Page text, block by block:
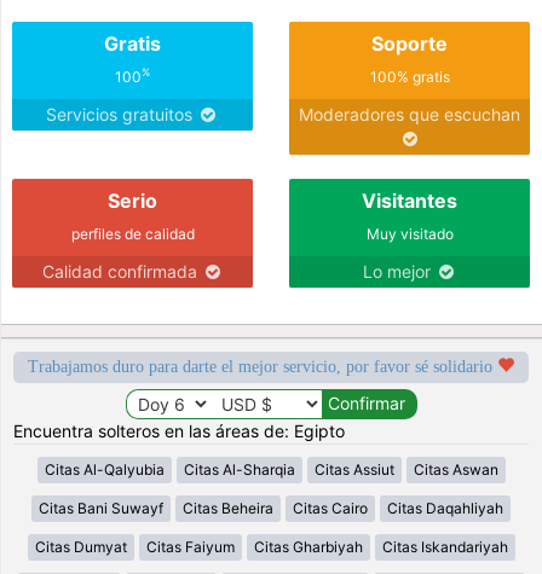
Gratis
100%
Servicios gratuitos
Soporte
100% gratis
Moderadores que escuchan
Serio
perfiles de calidad
Calidad confirmada
Visitantes
Muy visitado
Lo mejor
Trabajamos duro para darte el mejor servicio, por favor sé solidario
Encuentra solteros en las áreas de: Egipto
Citas Al-Qalyubia Citas Al-Sharqia Citas Assiut Citas Aswan
Citas Bani Suwayf Citas Beheira Citas Cairo Citas Daqahliyah
Citas Dumyat Citas Faiyum Citas Gharbiyah Citas Iskandariyah